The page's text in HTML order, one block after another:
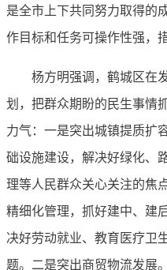
是全市上下共同努力取得的
作目标和任务可操作性强，
杨方明强调，鹤城区在
划，把群众期盼的民生事情
力气：一是突出城镇提质扩
础设施建设，解决好绿化、
理等人民群众关心关注的焦
精细化管理，抓好建中、建
决好劳动就业、教育医疗卫
题。二是突出商贸物流发展